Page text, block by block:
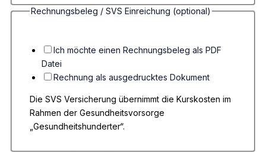
Rechnungsbeleg / SVS Einreichung (optional)
Ich möchte einen Rechnungsbeleg als PDF
Datei
Rechnung als ausgedrucktes Dokument
Die SVS Versicherung übernimmt die Kurskosten im
Rahmen der Gesundheitsvorsorge
„Gesundheitshunderter“.